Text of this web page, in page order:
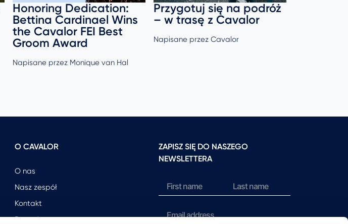
Honoring Dedication:
Bettina Cardinael Wins
the Cavalor FEI Best
Groom Award
Napisane przez Monique van Hal
Przygotuj się na podróż
– w trasę z Cavalor
Napisane przez Cavalor
O CAVALOR
O nas
Nasz zespół
Kontakt
Dystrybutorzy
ZAPISZ SIĘ DO NASZEGO
NEWSLETTERA